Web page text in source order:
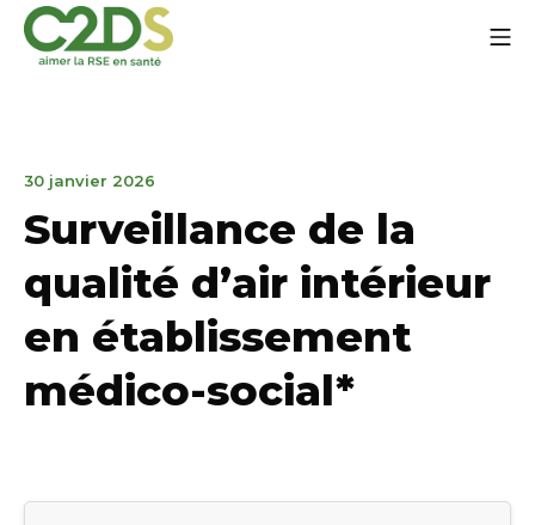
Aller
contenu
30 janvier 2026
2026
Surveillance de la
qualité d’air intérieur
en établissement
médico-social*